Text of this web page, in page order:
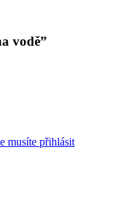
vodě”
musíte přihlásit